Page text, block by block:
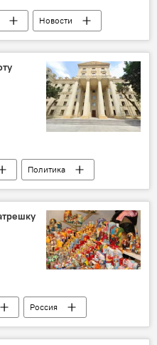
Новости
Политика
Россия